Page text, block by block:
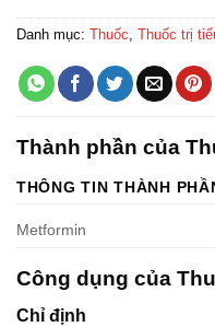
Danh mục: Thuốc, Thuốc trị
Thành phần của
THÔNG TIN THÀNH
Metformin
Công dụng của
Chỉ định